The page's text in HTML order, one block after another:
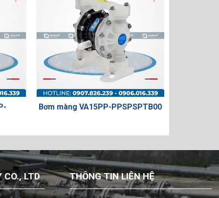
PPSPSPTB00 Bơm màng VA20AP-PPTFTFTB00
CO., LTD THÔNG TIN LIÊN HỆ